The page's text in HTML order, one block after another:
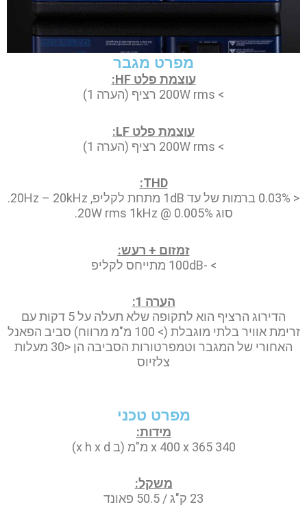
מפרט מגבר
עוצמת פלט HF:
> 200W rms רציף (הערה 1)
עוצמת פלט LF:
> 200W rms רציף (הערה 1)
THD:
< 0.03% ברמות של עד 1dB מתחת לקליפ, 20Hz – 20kHz.
סוג 0.005% @ 20W rms 1kHz.
זמזום + רעש:
> -100dB מתייחס לקליפ
הערה 1:
הדירוג הרציף הוא לתקופה שלא תעלה על 5 דקות עם
זרימת אוויר בלתי מוגבלת (> 100 מ"מ מרווח) סביב הפאנל
האחורי של המגבר וטמפרטורות הסביבה הן <30 מעלות
צלזיוס
מפרט טכני
מידות:
340 x 400 x 365 מ"מ (ב x h x d)
משקל:
23 ק"ג / 50.5 פאונד